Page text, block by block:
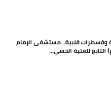
وقسطرات قلبية.. مستشفى الإمام
التابع للعتبة الحسي...